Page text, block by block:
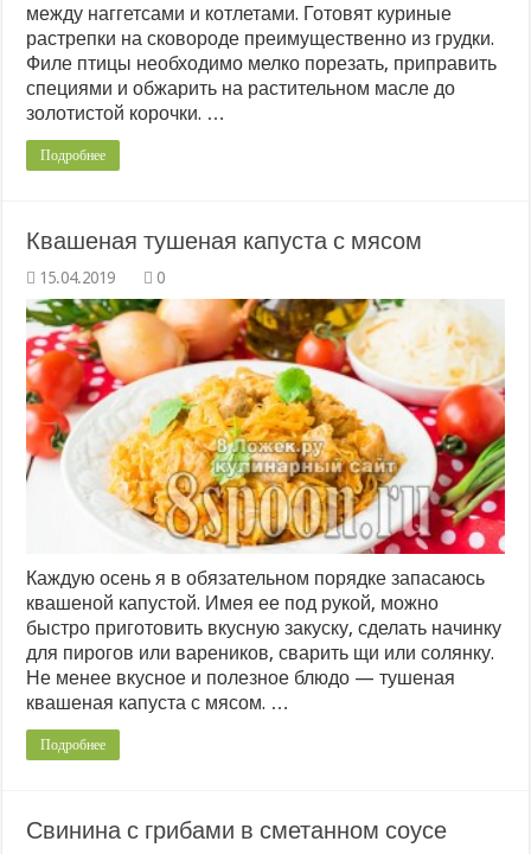
между наггетсами и котлетами. Готовят куриные
растрепки на сковороде преимущественно из грудки.
Филе птицы необходимо мелко порезать, приправить
специями и обжарить на растительном масле до
золотистой корочки. …
Подробнее
Квашеная тушеная капуста с мясом
0
Каждую осень я в обязательном порядке запасаюсь
квашеной капустой. Имея ее под рукой, можно
быстро приготовить вкусную закуску, сделать начинку
для пирогов или вареников, сварить щи или солянку.
Не менее вкусное и полезное блюдо — тушеная
квашеная капуста с мясом. …
Подробнее
Свинина с грибами в сметанном соусе